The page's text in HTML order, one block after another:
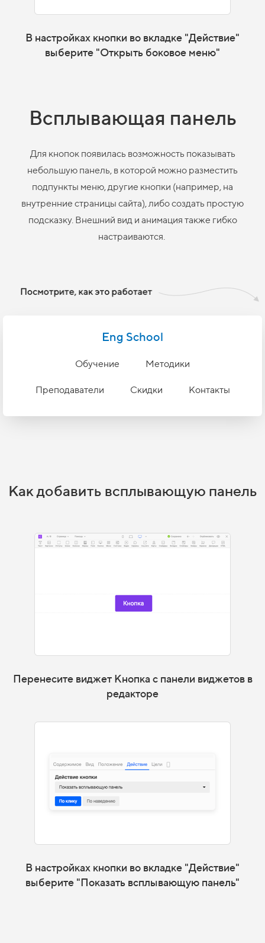
В настройках кнопки во вкладке "Действие"
выберите "Открыть боковое меню"
Всплывающая панель
Для кнопок появилась возможность показывать
небольшую панель, в которой можно разместить
подпункты меню, другие кнопки (например, на
внутренние страницы сайта), либо создать простую
подсказку. Внешний вид и анимация также гибко
настраиваются.
Eng School
Обучение Методики
Преподаватели Скидки Контакты
Как добавить всплывающую панель
Перенесите виджет Кнопка с панели виджетов в
редакторе
В настройках кнопки во вкладке "Действие"
выберите "Показать всплывающую панель"